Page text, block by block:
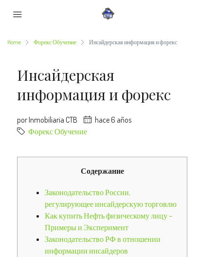
Home Форекс Обучение Инсайдерская информация и форекс
Инсайдерская
информация и форекс
por Inmobiliaria CTB
hace 6 años
Форекс Обучение
Содержание
Законодательство России,
регулирующее инсайдерскую торговлю
Как купить Нефть физическому лицу –
Примеры и Эксперимент
Законодательство РФ в отношении
информации инсайдеров